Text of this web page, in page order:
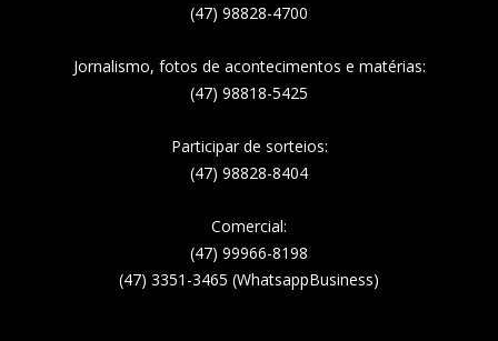
(47) 98828-4700
Jornalismo, fotos de acontecimentos e matérias:
(47) 98818-5425
Participar de sorteios:
(47) 98828-8404
Comercial:
(47) 99966-8198
(47) 3351-3465 (WhatsappBusiness)